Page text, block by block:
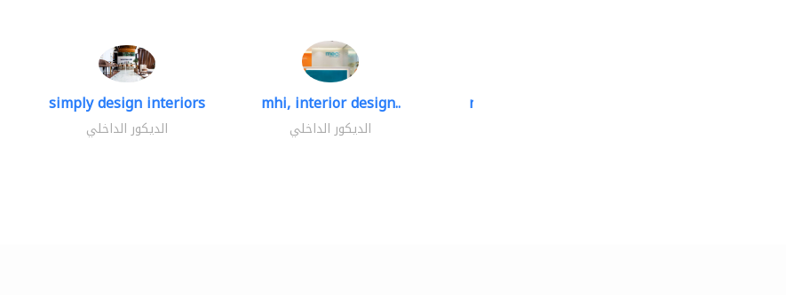
simply design interiors
الديكور الداخلي
mhi, interior design..
الديكور الداخلي
neo space interiors